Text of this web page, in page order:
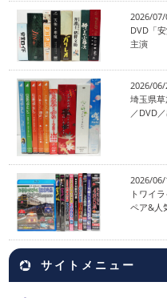
2026/07/
DVD「
主演
2026/
埼玉県
／DVD
2026/06/
トワイ
ペア&人
サイトメニュー